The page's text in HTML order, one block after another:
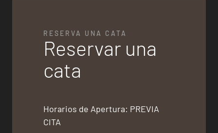
RESERVA UNA CATA
Reservar una
cata
Horarios de Apertura: PREVIA
CITA